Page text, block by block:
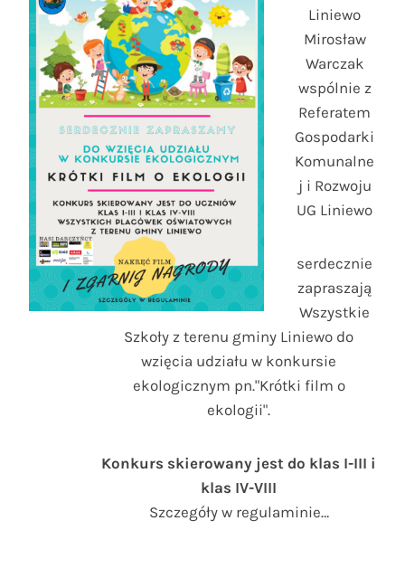
Liniewo
Mirosław
Warczak
wspólnie z
Referatem
Gospodarki
Komunalne
j i Rozwoju
UG Liniewo
serdecznie
zapraszają
Wszystkie
Szkoły z terenu gminy Liniewo do
wzięcia udziału w konkursie
ekologicznym pn."Krótki film o
ekologii".
Konkurs skierowany jest do klas I-III i
klas IV-VIII
Szczegóły w regulaminie…